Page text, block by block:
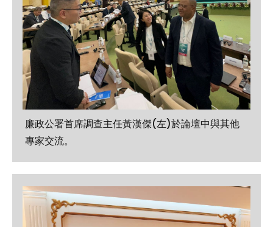
廉政公署首席調查主任黃漢傑(左)於論壇中與其他
專家交流。